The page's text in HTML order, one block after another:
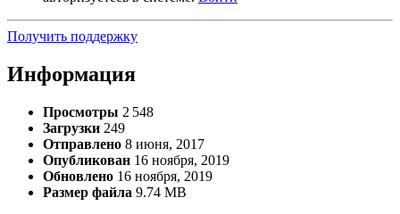
Получить поддержку
Информация
Просмотры 2 548
Загрузки 249
Отправлено 8 июня, 2017
Опубликован 16 ноября, 2019
Обновлено 16 ноября, 2019
Размер файла 9.74 MB